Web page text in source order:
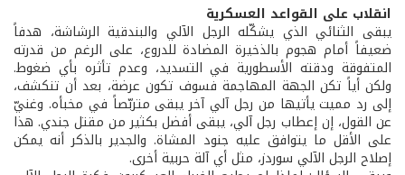
انقلاب على القواعد العسكرية
يبقى الثنائي الذي يشكّله الرجل الآلي والبندقية الرشاشة، هدفاً
ضعيفاً أمام هجوم بالذخيرة المضادة للدروع، على الرغم من قدرته
المتفوقة ودقته الأسطورية في التسديد، وعدم تأثره بأي ضغوط.
ولكن أياً تكن الجهة المهاجمة فسوف تكون عرضة، بعد أن تنكشف،
إلى رد مميت يأتيها من رجل آلي آخر يبقى متربّصاً في مخبأه. وغنيّ
عن القول، إن إعطاب رجل آلي، يبقى أفضل بكثير من مقتل جندي. هذا
على الأقل ما يتوافق عليه جنود المشاة. والجدير بالذكر أنه يمكن
إصلاح الرجل الآلي سوردز، مثل أي آلة حربية أخرى.